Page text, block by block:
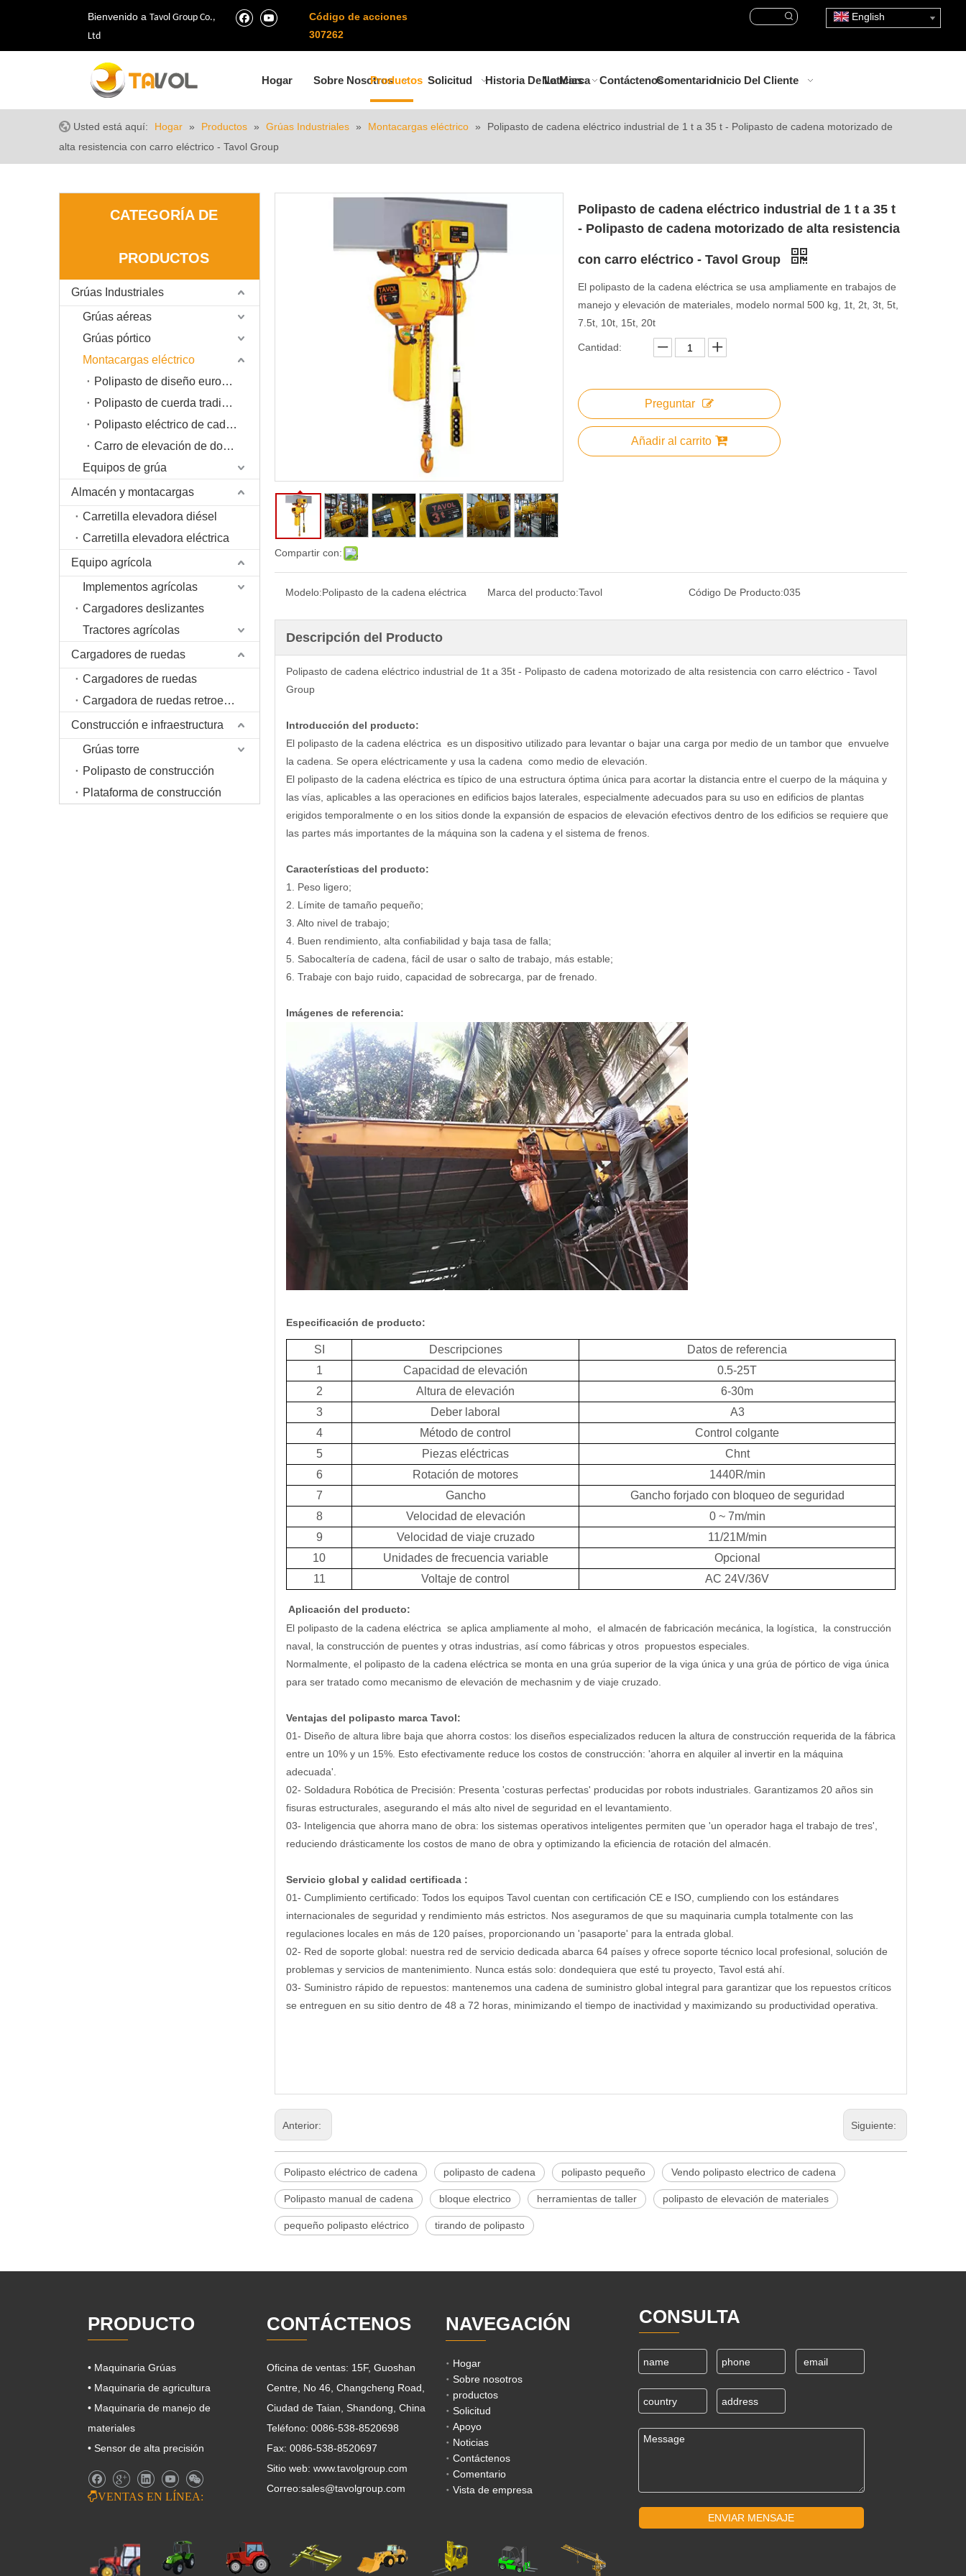
Bienvenido a Tavol Group Co.,
Ltd
Código de acciones
307262
English
Hogar Sobre NosotrosProductos Solicitud Historia De La Marca
Noticias ContáctenosComentarioInicio Del Cliente
Usted está aquí: Hogar » Productos » Grúas Industriales » Montacargas eléctrico »
Polipasto de cadena eléctrico industrial de 1 t a 35 t - Polipasto de cadena motorizado de
alta resistencia con carro eléctrico - Tavol Group
CATEGORÍA DE
PRODUCTOS
Grúas Industriales
Grúas aéreas
Grúas pórtico
Montacargas eléctrico
Polipasto de diseño europeo FEM
Polipasto de cuerda tradicional de China
Polipasto eléctrico de cadena
Carro de elevación de doble viga
Equipos de grúa
Almacén y montacargas
Carretilla elevadora diésel
Carretilla elevadora eléctrica
Equipo agrícola
Implementos agrícolas
Cargadores deslizantes
Tractores agrícolas
Cargadores de ruedas
Cargadores de ruedas
Cargadora de ruedas retroexcavadora
Construcción e infraestructura
Grúas torre
Polipasto de construcción
Plataforma de construcción
Compartir con:
Polipasto de cadena eléctrico industrial de 1 t a 35 t
- Polipasto de cadena motorizado de alta resistencia
con carro eléctrico - Tavol Group
El polipasto de la cadena eléctrica se usa ampliamente en trabajos de
manejo y elevación de materiales, modelo normal 500 kg, 1t, 2t, 3t, 5t,
7.5t, 10t, 15t, 20t
Cantidad:
Preguntar
Añadir al carrito
Modelo:Polipasto de la cadena eléctrica Marca del producto:Tavol Código De Producto:035
Descripción del Producto
Polipasto de cadena eléctrico industrial de 1t a 35t - Polipasto de cadena motorizado de alta resistencia con carro eléctrico - Tavol
Group
Introducción del producto:
El polipasto de la cadena eléctrica es un dispositivo utilizado para levantar o bajar una carga por medio de un tambor que envuelve
la cadena. Se opera eléctricamente y usa la cadena como medio de elevación.
El polipasto de la cadena eléctrica es típico de una estructura óptima única para acortar la distancia entre el cuerpo de la máquina y
las vías, aplicables a las operaciones en edificios bajos laterales, especialmente adecuados para su uso en edificios de plantas
erigidos temporalmente o en los sitios donde la expansión de espacios de elevación efectivos dentro de los edificios se requiere que
las partes más importantes de la máquina son la cadena y el sistema de frenos.
Características del producto:
1. Peso ligero;
2. Límite de tamaño pequeño;
3. Alto nivel de trabajo;
4. Buen rendimiento, alta confiabilidad y baja tasa de falla;
5. Sabocaltería de cadena, fácil de usar o salto de trabajo, más estable;
6. Trabaje con bajo ruido, capacidad de sobrecarga, par de frenado.
Imágenes de referencia:
Especificación de producto:
SI Descripciones
Datos de referencia
1
Capacidad de elevación
0.5-25T
2
Altura de elevación
6-30m
3
Deber laboral
A3
4
Método de control
Control colgante
5
Piezas eléctricas
Chnt
6
Rotación de motores
1440R/min
7
Gancho
Gancho forjado con bloqueo de seguridad
8
Velocidad de elevación
0 ~ 7m/min
9
Velocidad de viaje cruzado
11/21M/min
10
Unidades de frecuencia variable
Opcional
11
Voltaje de control AC 24V/36V
Aplicación del producto:
El polipasto de la cadena eléctrica se aplica ampliamente al moho, el almacén de fabricación mecánica, la logística, la construcción
naval, la construcción de puentes y otras industrias, así como fábricas y otros propuestos especiales.
Normalmente, el polipasto de la cadena eléctrica se monta en una grúa superior de la viga única y una grúa de pórtico de viga única
para ser tratado como mecanismo de elevación de mechasnim y de viaje cruzado.
Ventajas del polipasto marca Tavol:
01- Diseño de altura libre baja que ahorra costos: los diseños especializados reducen la altura de construcción requerida de la fábrica
entre un 10% y un 15%. Esto efectivamente reduce los costos de construcción: 'ahorra en alquiler al invertir en la máquina
adecuada'.
02- Soldadura Robótica de Precisión: Presenta 'costuras perfectas' producidas por robots industriales. Garantizamos 20 años sin
fisuras estructurales, asegurando el más alto nivel de seguridad en el levantamiento.
03- Inteligencia que ahorra mano de obra: los sistemas operativos inteligentes permiten que 'un operador haga el trabajo de tres',
reduciendo drásticamente los costos de mano de obra y optimizando la eficiencia de rotación del almacén.
Servicio global y calidad certificada :
01- Cumplimiento certificado: Todos los equipos Tavol cuentan con certificación CE e ISO, cumpliendo con los estándares
internacionales de seguridad y rendimiento más estrictos. Nos aseguramos de que su maquinaria cumpla totalmente con las
regulaciones locales en más de 120 países, proporcionando un 'pasaporte' para la entrada global.
02- Red de soporte global: nuestra red de servicio dedicada abarca 64 países y ofrece soporte técnico local profesional, solución de
problemas y servicios de mantenimiento. Nunca estás solo: dondequiera que esté tu proyecto, Tavol está ahí.
03- Suministro rápido de repuestos: mantenemos una cadena de suministro global integral para garantizar que los repuestos críticos
se entreguen en su sitio dentro de 48 a 72 horas, minimizando el tiempo de inactividad y maximizando su productividad operativa.
Anterior: Siguiente:
Polipasto eléctrico de cadena polipasto de cadena polipasto pequeño Vendo polipasto electrico de cadena
Polipasto manual de cadena bloque electrico herramientas de taller polipasto de elevación de materiales
pequeño polipasto eléctrico tirando de polipasto
PRODUCTO
• Maquinaria Grúas
• Maquinaria de agricultura
• Maquinaria de manejo de
materiales
• Sensor de alta precisión
VENTAS EN LÍNEA:
CONTÁCTENOS
Oficina de ventas: 15F, Guoshan
Centre, No 46, Changcheng Road,
Ciudad de Taian, Shandong, China
Teléfono: 0086-538-8520698
Fax: 0086-538-8520697
Sitio web: www.tavolgroup.com
Correo:sales@tavolgroup.com
NAVEGACIÓN
Hogar
Sobre nosotros
productos
Solicitud
Apoyo
Noticias
Contáctenos
Comentario
Vista de empresa
CONSULTA
ENVIAR MENSAJE